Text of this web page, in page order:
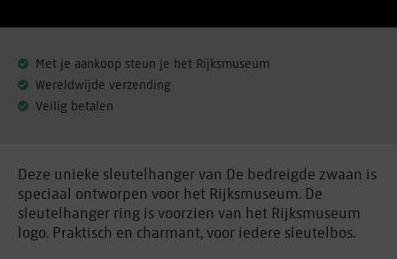
Met je aankoop steun je het Rijksmuseum
Wereldwijde verzending
Veilig betalen
Deze unieke sleutelhanger van De bedreigde zwaan is
speciaal ontworpen voor het Rijksmuseum. De
sleutelhanger ring is voorzien van het Rijksmuseum
logo. Praktisch en charmant, voor iedere sleutelbos.